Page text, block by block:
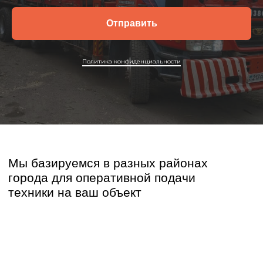
Отправить
Политика конфиденциальности